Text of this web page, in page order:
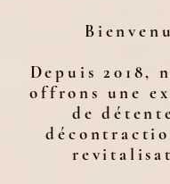
Depuis 2018,
offrons une
de